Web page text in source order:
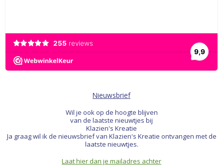
Nieuwsbrief
Wil je ook op de hoogte blijven
van de laatste nieuwtjes bij
Klazien's Kreatie
Ja graag wil ik de nieuwsbrief van Klazien's Kreatie ontvangen met de
laatste nieuwtjes.
Laat hier dan je mailadres achter